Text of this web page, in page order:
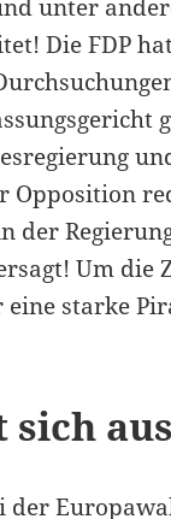
unter
Die FDP
Opposition
der
Um die
starke
sich aus
der